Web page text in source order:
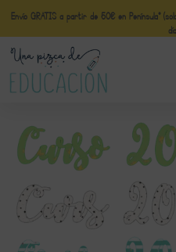
Envío GRATIS a partir de 50€ en Península*